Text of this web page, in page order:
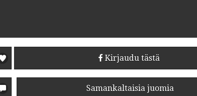
Kirjaudu tästä
Samankaltaisia juomia